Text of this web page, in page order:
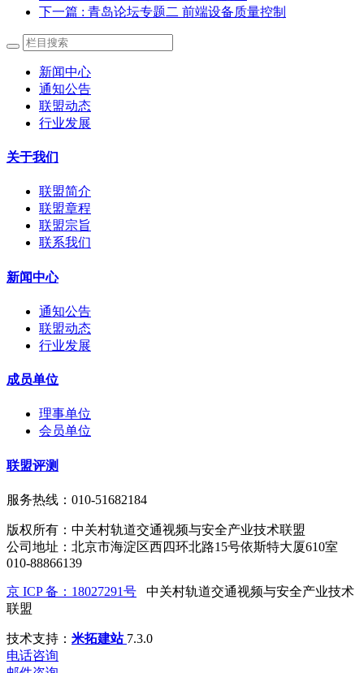
下一篇 : 青岛论坛专题二 前端设备质量控制
新闻中心
通知公告
联盟动态
行业发展
关于我们
联盟简介
联盟章程
联盟宗旨
联系我们
新闻中心
通知公告
联盟动态
行业发展
成员单位
理事单位
会员单位
联盟评测
服务热线：010-51682184
版权所有：中关村轨道交通视频与安全产业技术联盟
公司地址：北京市海淀区西四环北路15号依斯特大厦610室
010-88866139
京 ICP 备：18027291号 中关村轨道交通视频与安全产业技术
联盟
技术支持： 米拓建站 7.3.0
电话咨询